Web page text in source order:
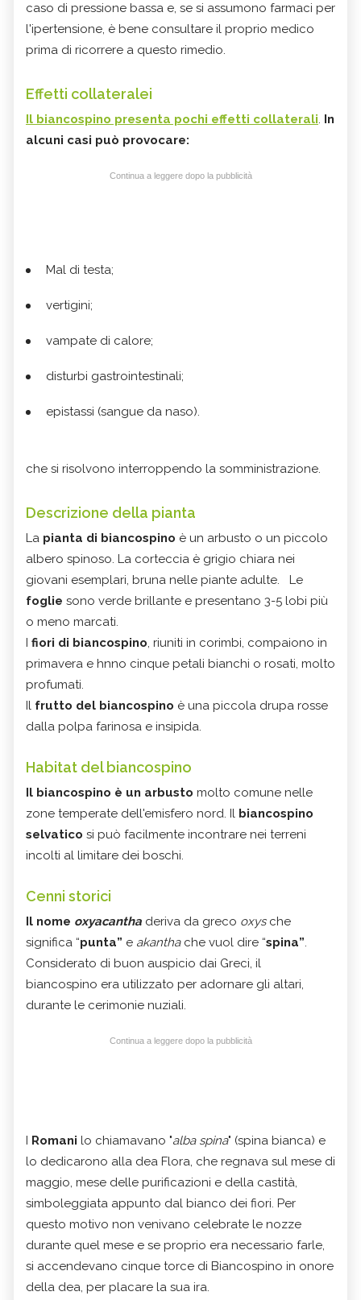
caso di pressione bassa e, se si assumono farmaci per
l'ipertensione, è bene consultare il proprio medico
prima di ricorrere a questo rimedio.
Effetti collateralei
Il biancospino presenta pochi effetti collaterali. In
alcuni casi può provocare:
Continua a leggere dopo la pubblicità
Mal di testa;
vertigini;
vampate di calore;
disturbi gastrointestinali;
epistassi (sangue da naso).
che si risolvono interroppendo la somministrazione.
Descrizione della pianta
La pianta di biancospino è un arbusto o un piccolo
albero spinoso. La corteccia è grigio chiara nei
giovani esemplari, bruna nelle piante adulte. Le
foglie sono verde brillante e presentano 3-5 lobi più
o meno marcati.
I fiori di biancospino, riuniti in corimbi, compaiono in
primavera e hnno cinque petali bianchi o rosati, molto
profumati.
Il frutto del biancospino è una piccola drupa rosse
dalla polpa farinosa e insipida.
Habitat del biancospino
Il biancospino è un arbusto molto comune nelle
zone temperate dell'emisfero nord. Il biancospino
selvatico si può facilmente incontrare nei terreni
incolti al limitare dei boschi.
Cenni storici
Il nome oxyacantha deriva da greco oxysche
significa “punta” e akanthache vuol dire “spina”.
Considerato di buon auspicio dai Greci, il
biancospino era utilizzato per adornare gli altari,
durante le cerimonie nuziali.
Continua a leggere dopo la pubblicità
I Romani lo chiamavano "alba spina" (spina bianca) e
lo dedicarono alla dea Flora, che regnava sul mese di
maggio, mese delle purificazioni e della castità,
simboleggiata appunto dal bianco dei fiori. Per
questo motivo non venivano celebrate le nozze
durante quel mese e se proprio era necessario farle,
si accendevano cinque torce di Biancospino in onore
della dea, per placare la sua ira.